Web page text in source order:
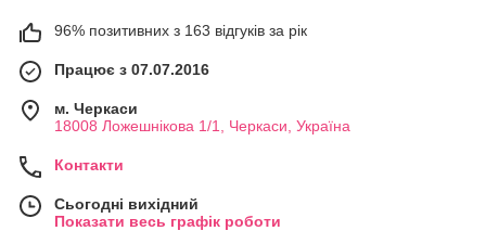
96% позитивних з 163 відгуків за рік
Працює з 07.07.2016
м. Черкаси
18008 Ложешнікова 1/1, Черкаси, Україна
Контакти
Сьогодні вихідний
Показати весь графік роботи